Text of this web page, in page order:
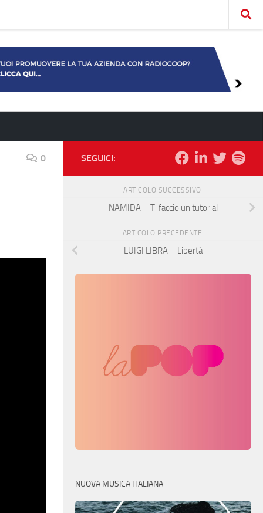
0 SEGUICI:
ARTICOLO SUCCESSIVO
NAMIDA – Ti faccio un tutorial
ARTICOLO PRECEDENTE
LUIGI LIBRA – Libertà
NUOVA MUSICA ITALIANA